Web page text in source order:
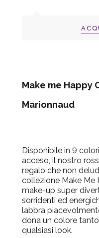
Make me Happy
Marionnaud
Disponibile in 9
acceso, il nostro
regalo che non
collezione Make Me
make-up super
sorridenti ed
labbra
dona un colore
qualsiasi look.